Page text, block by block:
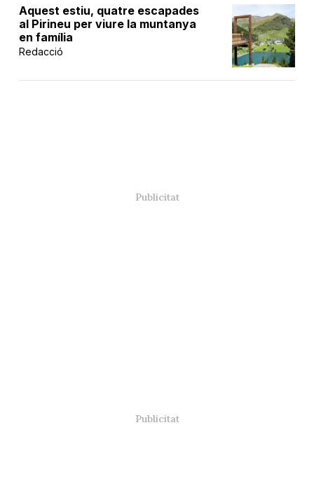
Aquest estiu, quatre escapades
al Pirineu per viure la muntanya
en família
Redacció